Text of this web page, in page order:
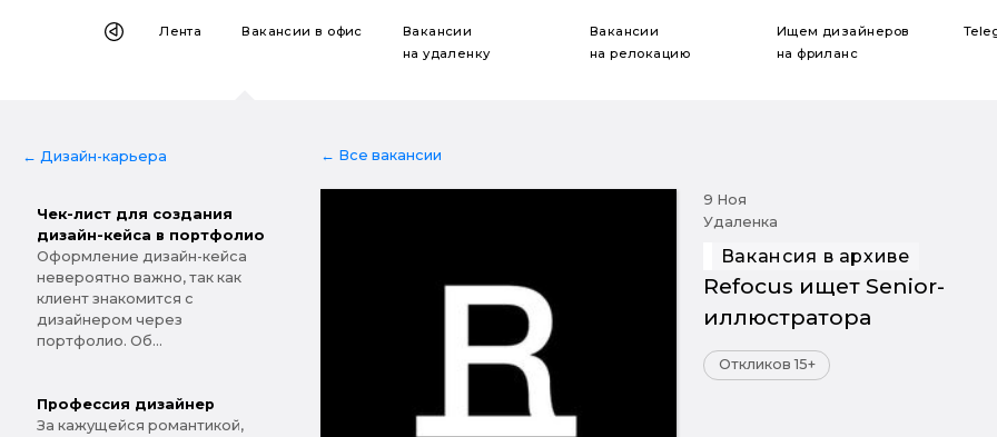
Лента Вакансиив офис
Вакансии
на удаленку
Вакансии
на релокацию
Ищем дизайнеров
на фриланс
← Дизайн-карьера
Чек-лист для создания
дизайн-кейса в портфолио
Оформление дизайн-кейса
невероятно важно, так как
клиент знакомится с
дизайнером через
портфолио. Об...
Профессия дизайнер
За кажущейся романтикой,
← Все вакансии
9 Ноя
Удаленка
Вакансия в архиве
Refocus ищет Senior-
иллюстратора
Откликов 15+